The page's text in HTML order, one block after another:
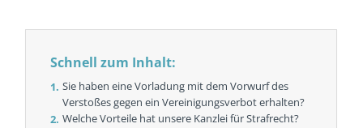
Schnell zum Inhalt:
Sie haben eine Vorladung mit dem Vorwurf des
Verstoßes gegen ein Vereinigungsverbot erhalten?
Welche Vorteile hat unsere Kanzlei für Strafrecht?